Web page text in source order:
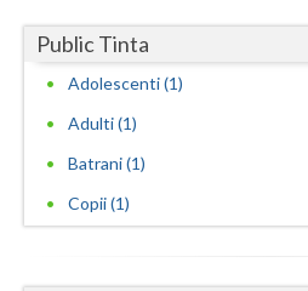
Mehedinti
Mures
Public Tinta
Adolescenti (1)
Adulti (1)
Batrani (1)
Copii (1)